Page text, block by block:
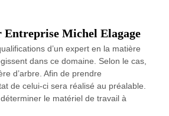
Entreprise Michel Elagage
d’un expert en la matière
dans ce domaine. Selon le cas,
d’arbre. Afin de prendre
de celui-ci sera réalisé au préalable.
le matériel de travail à